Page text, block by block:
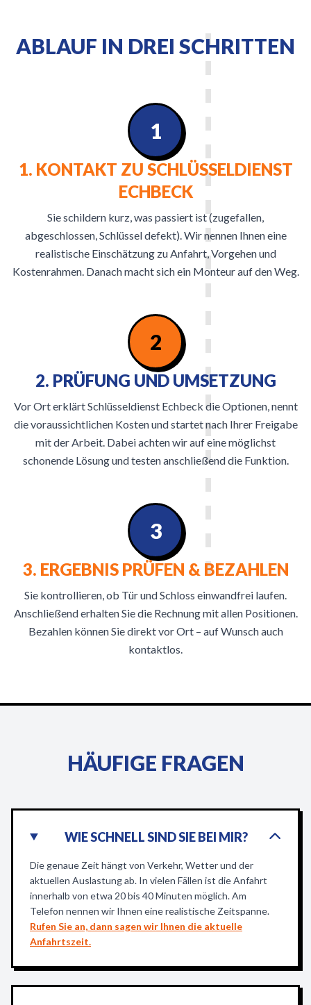
ABLAUF IN DREI SCHRITTEN
1. KONTAKT ZU SCHLÜSSELDIENST
ECHBECK
Sie schildern kurz, was passiert ist (zugefallen,
abgeschlossen, Schlüssel defekt). Wir nennen Ihnen eine
realistische Einschätzung zu Anfahrt, Vorgehen und
Kostenrahmen. Danach macht sich ein Monteur auf den Weg.
1
2
2. PRÜFUNG UND UMSETZUNG
Vor Ort erklärt Schlüsseldienst Echbeck die Optionen, nennt
die voraussichtlichen Kosten und startet nach Ihrer Freigabe
mit der Arbeit. Dabei achten wir auf eine möglichst
schonende Lösung und testen anschließend die Funktion.
3. ERGEBNIS PRÜFEN & BEZAHLEN
Sie kontrollieren, ob Tür und Schloss einwandfrei laufen.
Anschließend erhalten Sie die Rechnung mit allen Positionen.
Bezahlen können Sie direkt vor Ort – auf Wunsch auch
kontaktlos.
3
HÄUFIGE FRAGEN
WIE SCHNELL SIND SIE BEI MIR?
Die genaue Zeit hängt von Verkehr, Wetter und der
aktuellen Auslastung ab. In vielen Fällen ist die Anfahrt
innerhalb von etwa 20 bis 40 Minuten möglich. Am
Telefon nennen wir Ihnen eine realistische Zeitspanne.
Rufen Sie an, dann sagen wir Ihnen die aktuelle
Anfahrtszeit.